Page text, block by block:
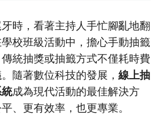
時，看著主持人手忙腳亂地翻
校班級活動中，擔心手動抽籤
統抽獎或抽籤方式不僅耗時費
隨著數位科技的發展， 線上抽
成為現代活動的最佳解決方
、更有效率，也更專業。